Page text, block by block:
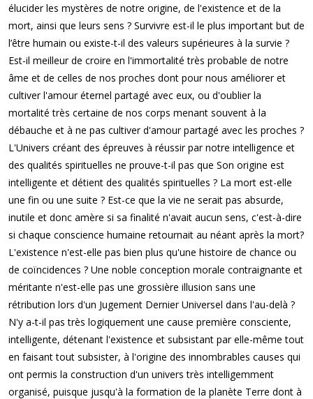
élucider les mystères de notre origine, de l'existence et de la
mort, ainsi que leurs sens ? Survivre est-il le plus important but de
l’être humain ou existe-t-il des valeurs supérieures à la survie ?
Est-il meilleur de croire en l'immortalité très probable de notre
âme et de celles de nos proches dont pour nous améliorer et
cultiver l'amour éternel partagé avec eux, ou d'oublier la
mortalité très certaine de nos corps menant souvent à la
débauche et à ne pas cultiver d'amour partagé avec les proches ?
L'Univers créant des épreuves à réussir par notre intelligence et
des qualités spirituelles ne prouve-t-il pas que Son origine est
intelligente et détient des qualités spirituelles ? La mort est-elle
une fin ou une suite ? Est-ce que la vie ne serait pas absurde,
inutile et donc amère si sa finalité n'avait aucun sens, c'est-à-dire
si chaque conscience humaine retournait au néant après la mort?
L'existence n'est-elle pas bien plus qu'une histoire de chance ou
de coïncidences ? Une noble conception morale contraignante et
méritante n'est-elle pas une grossière illusion sans une
rétribution lors d'un Jugement Dernier Universel dans l'au-delà ?
N'y a-t-il pas très logiquement une cause première consciente,
intelligente, détenant l'existence et subsistant par elle-même tout
en faisant tout subsister, à l'origine des innombrables causes qui
ont permis la construction d'un univers très intelligemment
organisé, puisque jusqu'à la formation de la planète Terre dont à